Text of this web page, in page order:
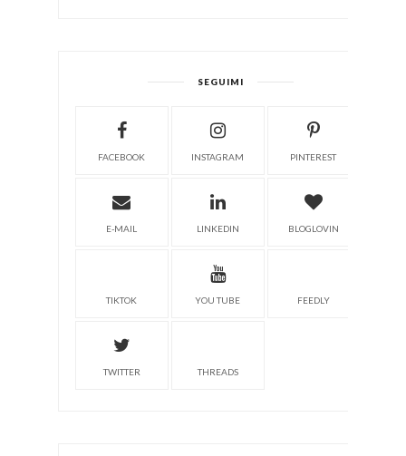
SEGUIMI
FACEBOOK INSTAGRAM PINTEREST
E-MAIL LINKEDIN BLOGLOVIN
TIKTOK YOU TUBE FEEDLY
TWITTER THREADS